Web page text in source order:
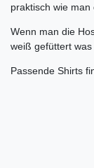
praktisch wie man
Wenn man die
weiß gefüttert was
Passende Shirts